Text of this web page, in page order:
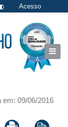
Acesso
em: 09/06/2016
telegram
via email
Imprimir a página
Copiar